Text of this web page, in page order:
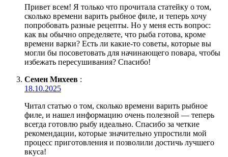
Привет всем! Я только что прочитала статейку о том,
сколько времени варить рыбное филе, и теперь хочу
попробовать разные рецепты. Но у меня есть вопрос:
как вы обычно определяете, что рыба готова, кроме
времени варки? Есть ли какие-то советы, которые вы
могли бы посоветовать для начинающего повара, чтобы
избежать пересушивания? Спасибо!
Семен Михеев :
18.10.2025
Читал статью о том, сколько времени варить рыбное
филе, и нашел информацию очень полезной — теперь
всегда готовлю рыбу идеально. Спасибо за четкие
рекомендации, которые значительно упростили мой
процесс приготовления и позволили достичь лучшего
вкуса!